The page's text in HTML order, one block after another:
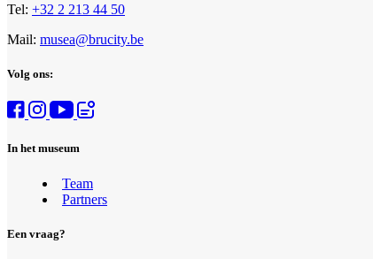
Tel: +32 2 213 44 50
Mail: musea@brucity.be
Volg ons:
In het museum
Team
Partners
Een vraag?